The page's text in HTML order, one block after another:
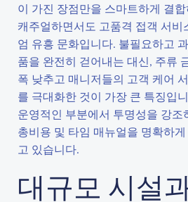
이 가진 장점만을 스마트하게 결
캐주얼하면서도 고품격 접객 서비
엄 유흥 문화입니다. 불필요하고
품을 완전히 걷어내는 대신, 주류
폭 낮추고 매니저들의 고객 케어
를 극대화한 것이 가장 큰 특징입
운영적인 부분에서 투명성을 강조
총비용 및 타임 매뉴얼을 명확하
고 있습니다.
대규모 시설